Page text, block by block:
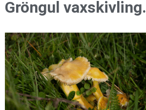
Gröngul vaxskivling.